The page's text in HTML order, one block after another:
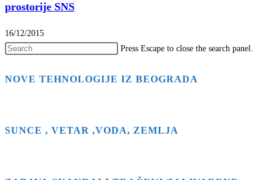
prostorije SNS
16/12/2015
Press Escape to close the search panel.
NOVE TEHNOLOGIJE IZ BEOGRADA
SUNCE , VETAR ,VODA, ZEMLJA